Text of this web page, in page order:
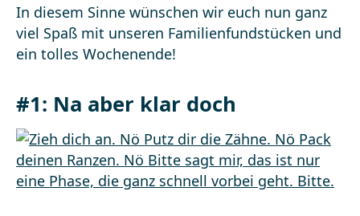
In diesem Sinne wünschen wir euch nun ganz
viel Spaß mit unseren Familienfundstücken und
ein tolles Wochenende!
#1: Na aber klar doch